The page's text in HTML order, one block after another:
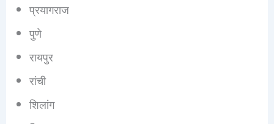
प्रयागराज
पुणे
रायपुर
रांची
शिलांग